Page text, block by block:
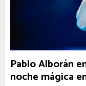
Pablo Alborán
noche mágica